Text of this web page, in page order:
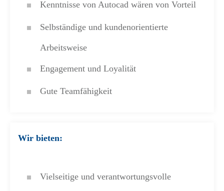
Kenntnisse von Autocad wären von Vorteil
Selbständige und kundenorientierte
Arbeitsweise
Engagement und Loyalität
Gute Teamfähigkeit
Wir bieten:
Vielseitige und verantwortungsvolle